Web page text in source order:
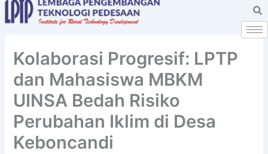
Skip
to
Kolaborasi Progresif: LPTP
dan Mahasiswa MBKM
UINSA Bedah Risiko
Perubahan Iklim di Desa
Keboncandi